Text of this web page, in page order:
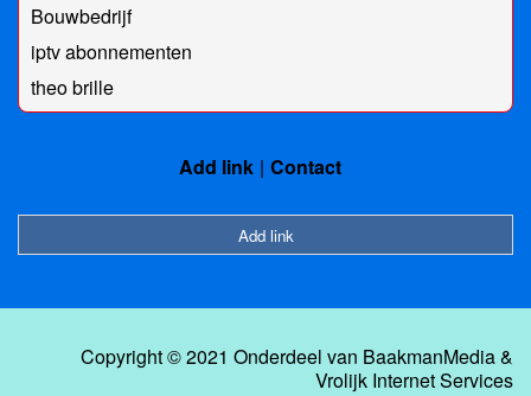
Bouwbedrijf
iptv abonnementen
theo brille
Add link Contact
Add link
Copyright © 2021 Onderdeel van BaakmanMedia&
Vrolijk Internet Services